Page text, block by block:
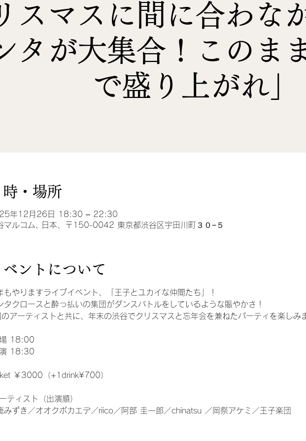
スマスに間に合わな
タが大集合！このま
で盛り上がれ」
時・場所
年12月26日 18:30 – 22:30
マルコム, 日本、〒150-0042 東京都渋谷区宇田川町３０−５
ベントについて
もやりますライブイベント、「王子とユカイな仲間たち」！
タクロースと酔っ払いの集団がダンスバトルをしているような賑やかさ！
のアーティストと共に、年末の渋谷でクリスマスと忘年会を兼ねたパーティを楽しみ
場 18:00
演 18:30
￥3000（+1drink¥700）
ティスト（出演順）
みずき／オオクボカエデ／riico／阿部 圭一郎／chinatsu ／岡祭アケミ／王子楽団